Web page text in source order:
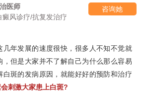
医师
癜风诊疗/抗复发治疗
咨询她
年发展的速度很快，很多人不知不觉就
，但是大家并不了解自己为什么那么容易
白斑的发病原因，就能好好的预防和治疗
刺激大家患上白斑?